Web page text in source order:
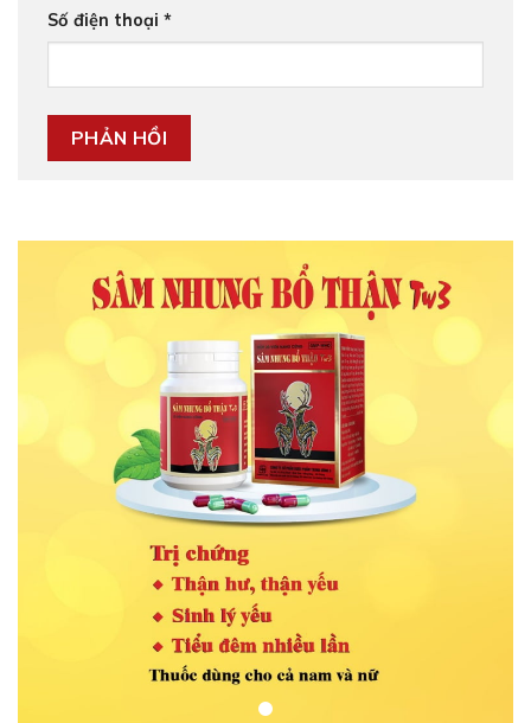
Số điện thoại *